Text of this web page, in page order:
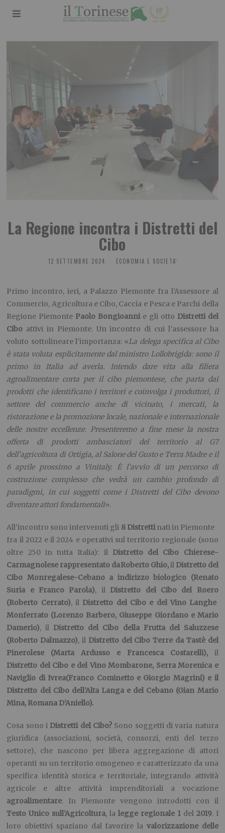
La Regione incontra i Distretti del
Cibo
12 SETTEMBRE 2024 ECONOMIA E SOCIETA'
Primo incontro, ieri, a Palazzo Piemonte fra l’Assessore al
Commercio, Agricoltura e Cibo, Caccia e Pesca e Parchi della
Regione Piemonte Paolo Bongioanni e gli otto Distretti del
Cibo attivi in Piemonte. Un incontro di cui l’assessore ha
voluto sottolineare l’importanza: «La delega specifica al Cibo
è stata voluta esplicitamente dal ministro Lollobrigida: sono il
primo in Italia ad averla. Intendo dare vita alla filiera
agroalimentare corta per il cibo piemontese, che parta dai
prodotti che identificano i territori e coinvolga i produttori, il
settore del commercio anche di vicinato, i mercati, la
ristorazione e la promozione locale, nazionale e internazionale
delle nostre eccellenze. Presenteremo a fine mese la nostra
offerta di prodotti ambasciatori del territorio al G7
dell’agricoltura di Ortigia, al Salone del Gusto e Terra Madre e il
6 aprile prossimo a Vinitaly. È l’avvio di un percorso di
costruzione complesso che vedrà un cambio profondo di
paradigmi, in cui soggetti come i Distretti del Cibo devono
diventare attori fondamentali».
All’incontro sono intervenuti gli 8 Distrettinati in Piemonte
fra il 2022 e il 2024 e operativi sul territorio regionale (sono
oltre 250 in tutta Italia): il Distretto del Cibo Chierese-
Carmagnolese rappresentato daRoberto Ghio,il Distretto del
Cibo Monregalese-Cebano a indirizzo biologico (Renato
Suria e Franco Parola), il Distretto del Cibo del Roero
(Roberto Cerrato), il Distretto del Cibo e del Vino Langhe
Monferrato (Lorenzo Barbero, Giuseppe Giordano e Mario
Damerio), il Distretto del Cibo della Fruttadel Saluzzese
(Roberto Dalmazzo), il Distretto del Cibo Terre da Tastèdel
Pinerolese (Marta Ardusso e Francesca Costarelli),
il
Distretto del Cibo e del Vino Mombarone, Serra Morenica e
Naviglio di Ivrea(Franco Cominetto e Giorgio Magrini) e il
Distretto del Cibo dell’Alta Langa e del Cebano (Gian Mario
Mina, Romana D’Aniello).
Cosa sono i Distretti del Cibo? Sono soggetti di varia natura
giuridica (associazioni, società, consorzi, enti del terzo
settore), che nascono per libera aggregazione di attori
operanti su un territorio omogeneo e caratterizzato da una
specifica identità storica e territoriale, integrando attività
agricole e altre attività imprenditoriali a vocazione
agroalimentare. In Piemonte vengono introdotti con il
Testo Unico sull’Agricoltura,la legge regionale 1del 2019. I
loro obiettivi spaziano dal favorirela valorizzazione delle